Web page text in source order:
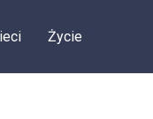
Życie